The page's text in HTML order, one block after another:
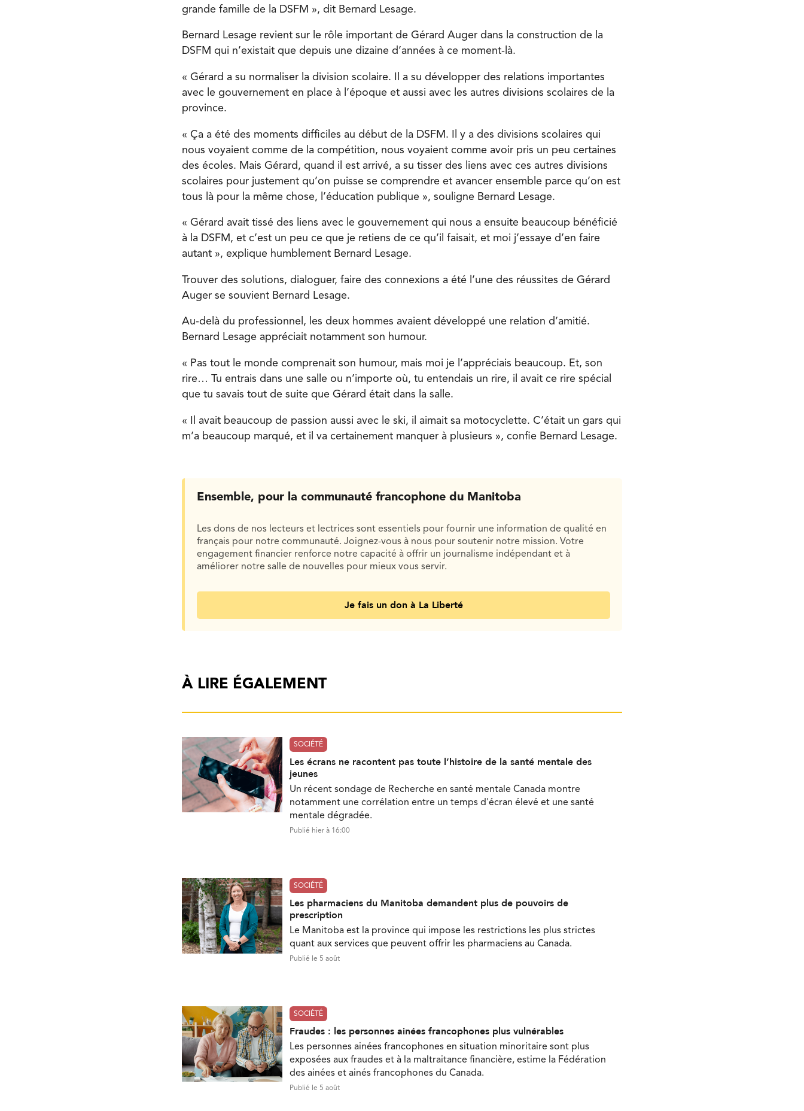
grande famille de la DSFM », dit Bernard Lesage.
Bernard Lesage revient sur le rôle important de Gérard Auger dans la construction de la
DSFM qui n’existait que depuis une dizaine d’années à ce moment-là.
« Gérard a su normaliser la division scolaire. Il a su développer des relations importantes
avec le gouvernement en place à l’époque et aussi avec les autres divisions scolaires de la
province.
« Ça a été des moments difficiles au début de la DSFM. Il y a des divisions scolaires qui
nous voyaient comme de la compétition, nous voyaient comme avoir pris un peu certaines
des écoles. Mais Gérard, quand il est arrivé, a su tisser des liens avec ces autres divisions
scolaires pour justement qu’on puisse se comprendre et avancer ensemble parce qu’on est
tous là pour la même chose, l’éducation publique », souligne Bernard Lesage.
« Gérard avait tissé des liens avec le gouvernement qui nous a ensuite beaucoup bénéficié
à la DSFM, et c’est un peu ce que je retiens de ce qu’il faisait, et moi j’essaye d’en faire
autant », explique humblement Bernard Lesage.
Trouver des solutions, dialoguer, faire des connexions a été l’une des réussites de Gérard
Auger se souvient Bernard Lesage.
Au-delà du professionnel, les deux hommes avaient développé une relation d’amitié.
Bernard Lesage appréciait notamment son humour.
« Pas tout le monde comprenait son humour, mais moi je l’appréciais beaucoup. Et, son
rire… Tu entrais dans une salle ou n’importe où, tu entendais un rire, il avait ce rire spécial
que tu savais tout de suite que Gérard était dans la salle.
« Il avait beaucoup de passion aussi avec le ski, il aimait sa motocyclette. C’était un gars qui
m’a beaucoup marqué, et il va certainement manquer à plusieurs », confie Bernard Lesage.
Ensemble, pour la communauté francophone du Manitoba
Les dons de nos lecteurs et lectrices sont essentiels pour fournir une information de qualité en
français pour notre communauté. Joignez-vous à nous pour soutenir notre mission. Votre
engagement financier renforce notre capacité à offrir un journalisme indépendant et à
améliorer notre salle de nouvelles pour mieux vous servir.
Je fais un don à La Liberté
À LIRE ÉGALEMENT
SOCIÉTÉ
Les écrans ne racontent pas toute l’histoire de la santé mentale des
jeunes
Un récent sondage de Recherche en santé mentale Canada montre
notamment une corrélation entre un temps d'écran élevé et une santé
mentale dégradée.
Publié hier à 16:00
SOCIÉTÉ
Les pharmaciens du Manitoba demandent plus de pouvoirs de
prescription
Le Manitoba est la province qui impose les restrictions les plus strictes
quant aux services que peuvent offrir les pharmaciens au Canada.
Publié le 5 août
SOCIÉTÉ
Fraudes : les personnes ainées francophones plus vulnérables
Les personnes ainées francophones en situation minoritaire sont plus
exposées aux fraudes et à la maltraitance financière, estime la Fédération
des ainées et ainés francophones du Canada.
Publié le 5 août